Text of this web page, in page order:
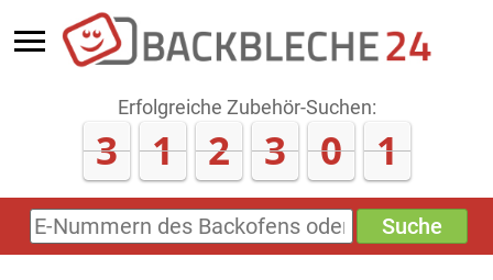
Erfolgreiche Zubehör-Suchen:
3 1 2 3 0 6
E-
Nummern
Suche